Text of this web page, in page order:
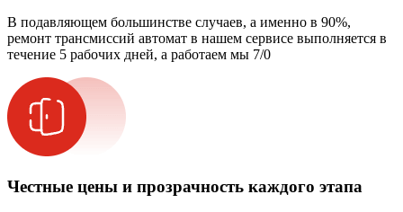
В подавляющем большинстве случаев, а именно в 90%,
ремонт трансмиссий автомат в нашем сервисе выполняется в
течение 5 рабочих дней, а работаем мы 7/0
Честные цены и прозрачность каждого этапа